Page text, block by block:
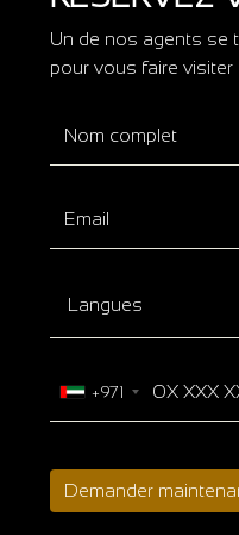
Un de nos agents se
pour vous faire visiter
Langues
+971
Demander